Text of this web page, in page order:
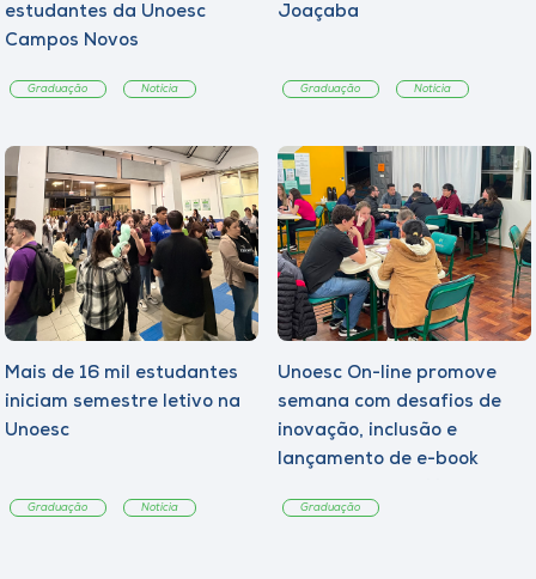
estudantes da Unoesc
Campos Novos
Graduação Notícia
Joaçaba
Graduação Notícia
Mais de 16 mil estudantes
iniciam semestre letivo na
Unoesc
Graduação Notícia
Unoesc On-line promove
semana com desafios de
inovação, inclusão e
lançamento de e-book
Graduação